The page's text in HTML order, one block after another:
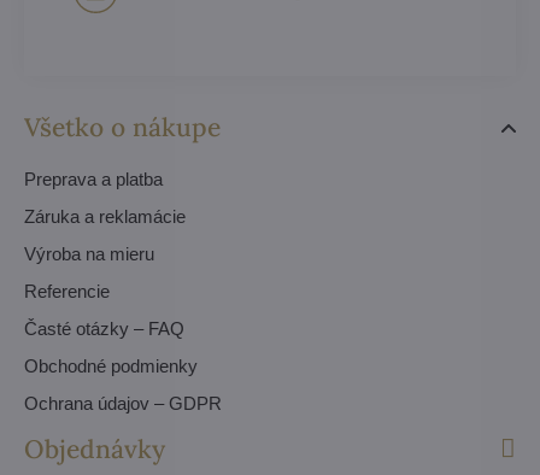
Všetko o nákupe
Preprava a platba
Záruka a reklamácie
Výroba na mieru
Referencie
Časté otázky – FAQ
Obchodné podmienky
Ochrana údajov – GDPR
Objednávky